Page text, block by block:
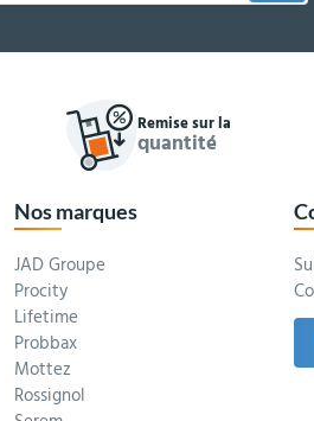
Remise sur la
quantité
Nos marques
JAD Groupe
Procity
Lifetime
Probbax
Mottez
Rossignol